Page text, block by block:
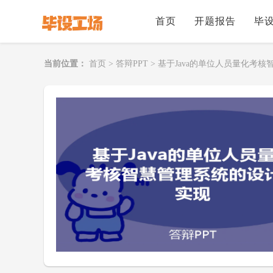
首页 开题报告 毕
当前位置： 首页 > 答辩PPT > 基于Java的单位人员量化考核